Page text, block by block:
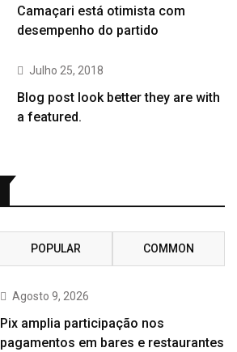
Camaçari está otimista com
desempenho do partido
Julho 25, 2018
Blog post look better they are with
a featured.
POPULAR COMMON
Agosto 9, 2026
Pix amplia participação nos
pagamentos em bares e restaurantes